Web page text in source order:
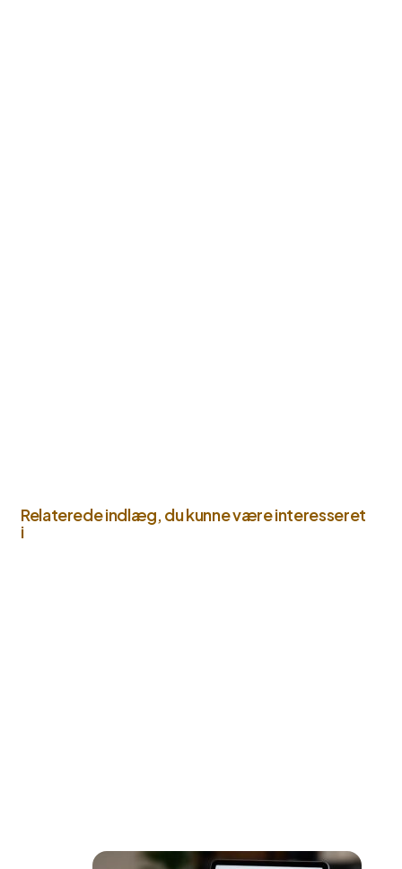
Relaterede indlæg, du kunne være interesseret
i